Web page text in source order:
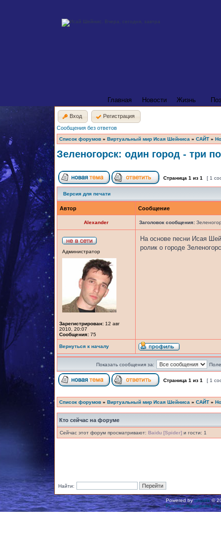
Главная Новости Жизнь
Вход
Регистрация
Сообщения без ответов
Список форумов » Виртуальный мир Исая Шейниса » САЙТ »
Зеленогорск: один город - три
Страница 1 из 1 [ 1
Версия для печати
Автор Сообщение
Alexander Заголовок сообщения:
Администратор
Зарегистрирован: 12 авг
2010, 20:07
Сообщения: 75
На основе песни Исая
ролик о городе
Вернуться к началу
Показать сообщения за:
Страница 1 из 1 [ 1
Список форумов » Виртуальный мир Исая Шейниса » САЙТ »
Кто сейчас на форуме
Сейчас этот форум просматривают: Baidu [Spider] и гости: 1
Найти:
Powered byphpBB©
Русская поддержка